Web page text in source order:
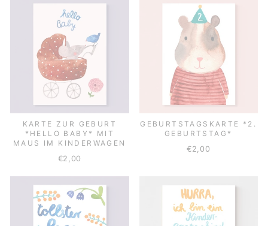
KARTE ZUR GEBURT
*HELLO BABY* MIT
MAUS IM KINDERWAGEN
€2,00
GEBURTSTAGSKARTE *2.
GEBURTSTAG*
€2,00